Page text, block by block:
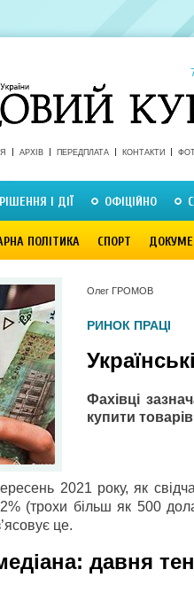
АРХІВ ПЕРЕДПЛАТА КОНТАКТИ
І ДІЇ ОФІЦІЙНО
ПОЛІТИКА СПОРТ
Олег ГРОМОВ
РИНОК ПРАЦІ
Фахівці
купити
2021 року, як
(трохи більш як 500
це.
давня